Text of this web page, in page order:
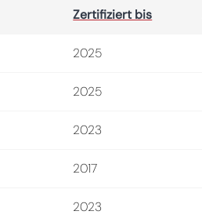
Zertifiziert bis
2025
2025
2023
2017
2023